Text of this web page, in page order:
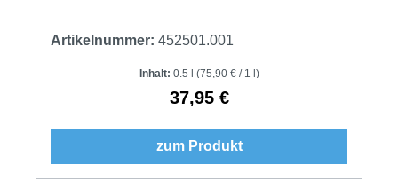
Artikelnummer: 452501.001
Inhalt: 0.5 l (75,90 € / 1 l)
Regulärer Preis:
37,95 €
zum Produkt